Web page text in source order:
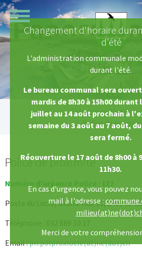
Aller au contenu principal
Changement d'horaire
d'été
L'administration communale
durant l'été.
Le bureau communal sera
mardis de 8h30 à 15h00 durant
juillet au 14 août prochain à
semaine du 3 août au 7 août,
sera fermé.
Réouverture le 17 août de 8h00 à
11h30.
En cas d'urgence, vous pouvez
mail à l'adresse :
Merci de votre
Vous êtes ici:
Sécurité publique
Police de
Police de proximité
Numéro d'urgence Police : 117
Poste du Locle, Grand-Rue 13, 2400 Le
Téléphone : 032 889 10 17
Email :pn.polproxlocle(at)ne(dot)ch